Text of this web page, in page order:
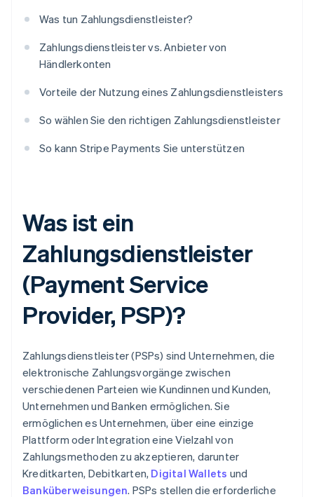
Was tun Zahlungsdienstleister?
Zahlungsdienstleister vs. Anbieter von
Händlerkonten
Vorteile der Nutzung eines Zahlungsdienstleisters
So wählen Sie den richtigen Zahlungsdienstleister
So kann Stripe Payments Sie unterstützen
Was ist ein
Zahlungsdienstleister
(Payment Service
Provider, PSP)?
Zahlungsdienstleister (PSPs) sind Unternehmen, die
elektronische Zahlungsvorgänge zwischen
verschiedenen Parteien wie Kundinnen und Kunden,
Unternehmen und Banken ermöglichen. Sie
ermöglichen es Unternehmen, über eine einzige
Plattform oder Integration eine Vielzahl von
Zahlungsmethoden zu akzeptieren, darunter
Kreditkarten, Debitkarten, Digital Wallets und
Banküberweisungen. PSPs stellen die erforderliche